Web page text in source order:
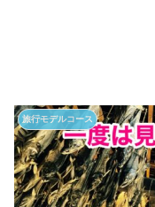
旅行モデルコース